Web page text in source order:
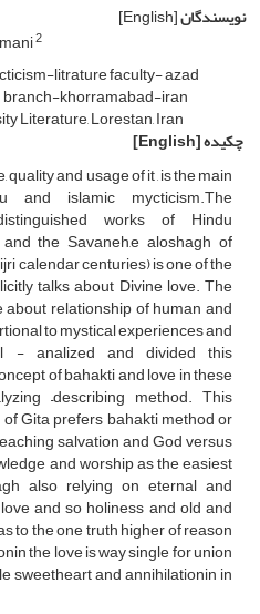
نویسندگان[English]
2
litrature faculty- azad
khorramabad-iran
Literature, Lorestan, Iran
چکیده[English]
and usage of it , is the main
and islamic mycticism.The
works of Hindu
the Savaneh,e aloshagh of
calendar centuries) is one of the
talks about Divine love. The
relationship of human and
to mystical experiences and
- analized and divided this
of bahakti and love in these
–describing method. This
Gita prefers bahakti method or
salvation and God versus
and worship as the easiest
also relying on eternal and
and so holiness and old and
to the one truth higher of reason
the love is way single for union
sweetheart and annihilationin in